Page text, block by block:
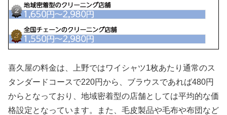
喜久屋の料金は、上野ではワイシャツ1枚あたり通常のス
タンダードコースで220円から、ブラウスであれば480円
からとなっており、地域密着型の店舗としては平均的な価
格設定となっています。また、毛皮製品や毛布や布団など